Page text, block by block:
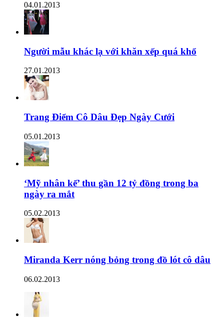
04.01.2013
Người mẫu khác lạ với khăn xếp quá khổ
27.01.2013
Trang Điểm Cô Dâu Đẹp Ngày Cưới
05.01.2013
‘Mỹ nhân kế’ thu gần 12 tỷ đồng trong ba
ngày ra mắt
05.02.2013
Miranda Kerr nóng bỏng trong đồ lót cô dâu
06.02.2013